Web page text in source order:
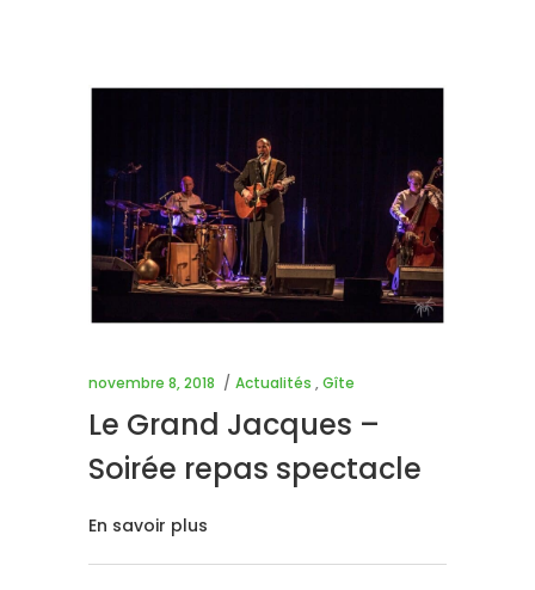
novembre 8, 2018 Actualités ,Gîte
Le Grand Jacques –
Soirée repas spectacle
En savoir plus